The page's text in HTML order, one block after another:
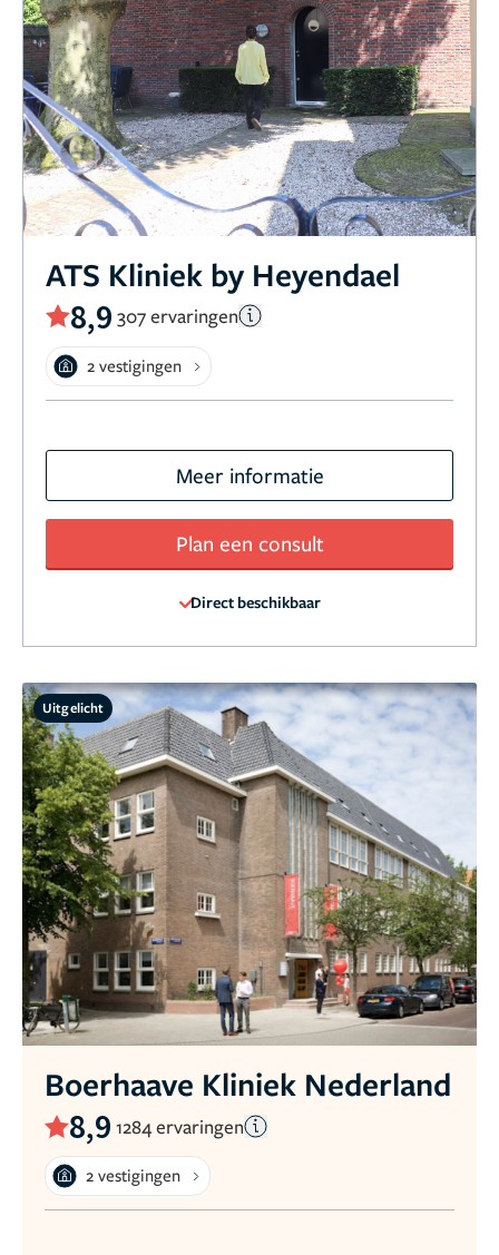
ATS Kliniek by Heyendael
8,9 307 ervaringen
2 vestigingen
Meer informatie
Plan een consult
Direct beschikbaar
Uitgelicht
Boerhaave Kliniek Nederland
8,9 1284 ervaringen
2 vestigingen